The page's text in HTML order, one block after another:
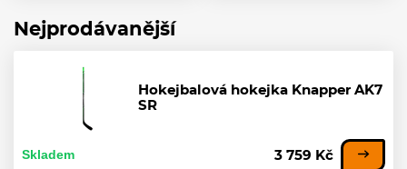
Nejprodávanější
Hokejbalová hokejka Knapper AK7
SR
Skladem 3 759 Kč